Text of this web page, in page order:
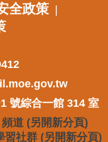
全政策|
號綜合一館 314 室